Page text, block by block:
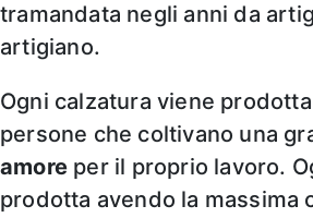
tramandata negli anni da
artigiano.
Ogni calzatura viene
persone che coltivano una
amore per il proprio lavoro.
prodotta avendo la massima